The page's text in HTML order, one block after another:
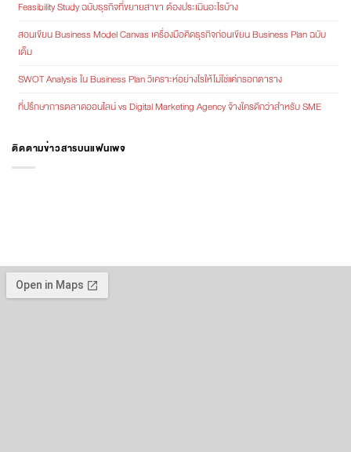
Feasibility Study ฉบับธุรกิจที่ขยายสาขา ต้องประเมินอะไรบ้าง
สอนเขียน Business Model Canvas เครื่องมือคิดธุรกิจก่อนเขียน Business Plan ฉบับ
เต็ม
SWOT Analysis ใน Business Plan วิเคราะห์อย่างไรให้ไม่ใช่แค่กรอกตาราง
ที่ปรึกษาการตลาดออนไลน์ vs Digital Marketing Agency จ้างใครดีกว่าสำหรับ SME
ติดตามข่าวสารบนแฟนเพจ